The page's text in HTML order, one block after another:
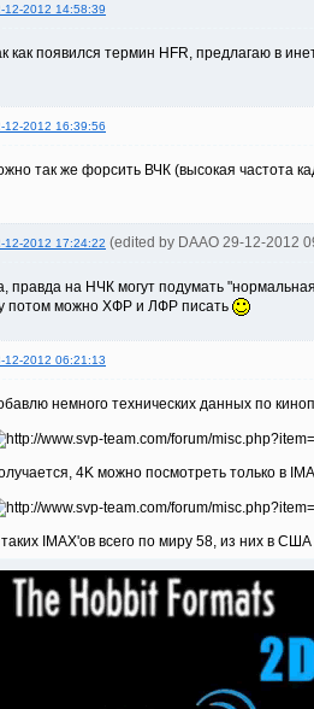
12-2012 14:58:39
как появился термин HFR, предлагаю в
12-2012 16:39:56
так же форсить ВЧК (высокая частота
12-2012 17:24:22 (edited by DAAO 29-12-2012
правда на НЧК могут подумать
потом можно ХФР и ЛФР писать
12-2012 06:21:13
немного технических данных по
4K можно посмотреть только в
IMAX'ов всего по миру 58, из них в